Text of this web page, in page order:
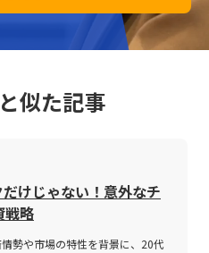
似た記事
けじゃない！意外なチ
戦略
勢や市場の特性を背景に、20代